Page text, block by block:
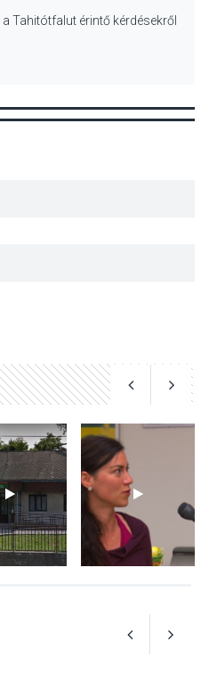
programokkal
KÖRNYEZET 2026 AUG 04
még
a
Tahitótfalut érintő kérdésekről